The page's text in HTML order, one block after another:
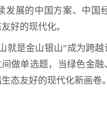
发展的中国方案、中
好的现代化。
就是金山银山”成为跨
做单选题，当绿色金
态友好的现代化新画卷。